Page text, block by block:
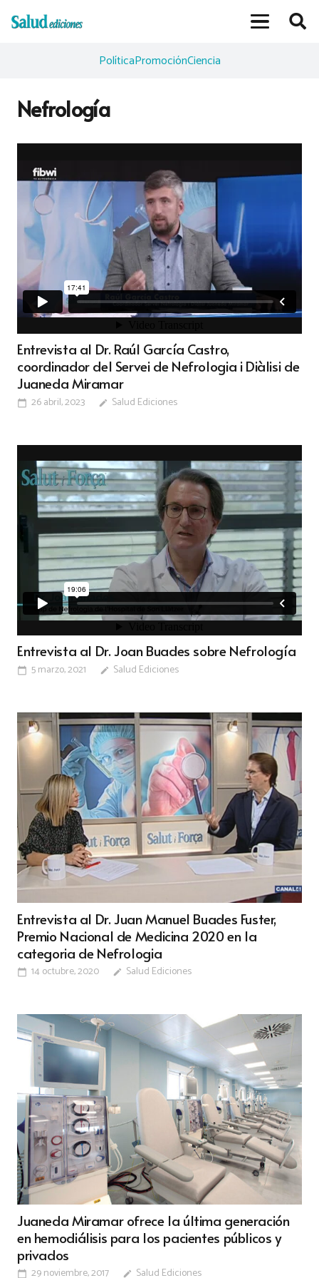
PolíticaPromociónCiencia
Nefrología
Entrevista al Dr. Raúl García Castro,
coordinador del Servei de Nefrologia i Diàlisi de
Juaneda Miramar
calendar_today 26 abril, 2023 edit Salud Ediciones
Entrevista al Dr. Joan Buades sobre Nefrología
calendar_today 5 marzo, 2021 edit Salud Ediciones
Entrevista al Dr. Juan Manuel Buades Fuster,
Premio Nacional de Medicina 2020 en la
categoria de Nefrologia
calendar_today 14 octubre, 2020 edit Salud Ediciones
Juaneda Miramar ofrece la última generación
en hemodiálisis para los pacientes públicos y
privados
calendar_today 29 noviembre, 2017 edit Salud Ediciones